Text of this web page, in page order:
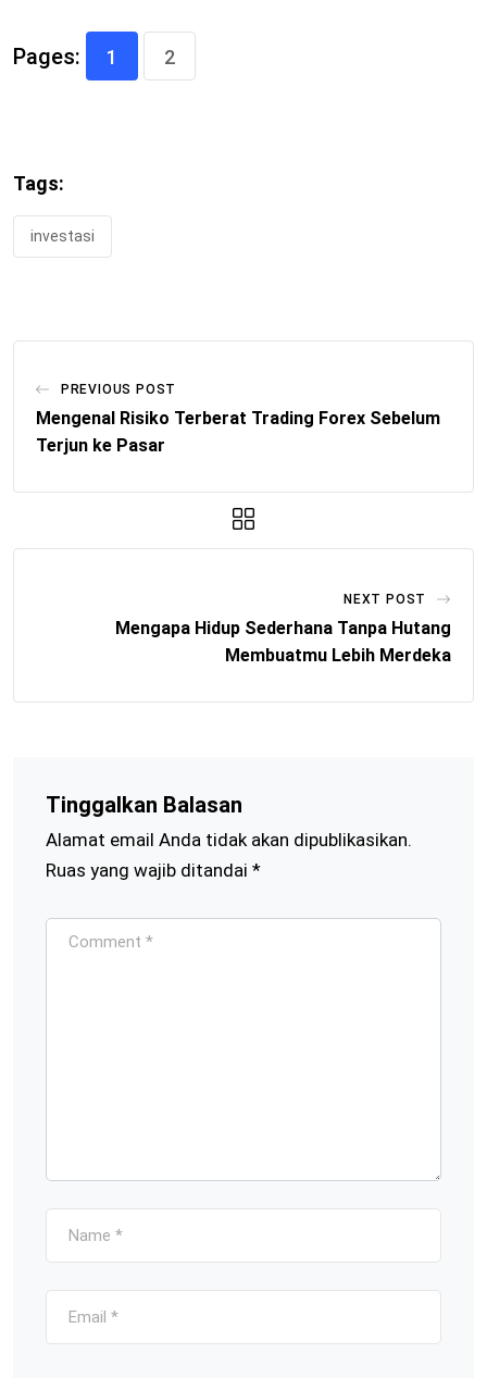
Pages: 1 2
Tags:
investasi
PREVIOUS POST
Mengenal Risiko Terberat Trading Forex Sebelum
Terjun ke Pasar
NEXT POST
Mengapa Hidup Sederhana Tanpa Hutang
Membuatmu Lebih Merdeka
Tinggalkan Balasan
Alamat email Anda tidak akan dipublikasikan.
Ruas yang wajib ditandai *